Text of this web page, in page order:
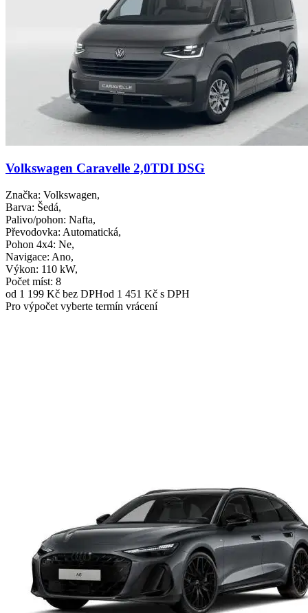
Volkswagen Caravelle 2,0TDI DSG
Značka: Volkswagen,
Barva: Šedá,
Palivo/pohon: Nafta,
Převodovka: Automatická,
Pohon 4x4: Ne,
Navigace: Ano,
Výkon: 110 kW,
Počet míst: 8
od 1 199 Kč bez DPHod 1 451 Kč s DPH
Pro výpočet vyberte termín vrácení